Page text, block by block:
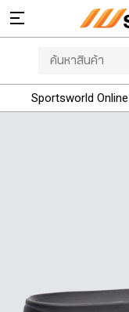
Sportsworld